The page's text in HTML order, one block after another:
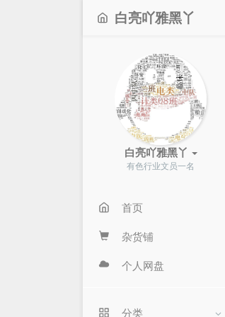
白亮吖雅黑丫
白亮吖雅黑丫
有色行业文员一名
首页
杂货铺
个人网盘
分类